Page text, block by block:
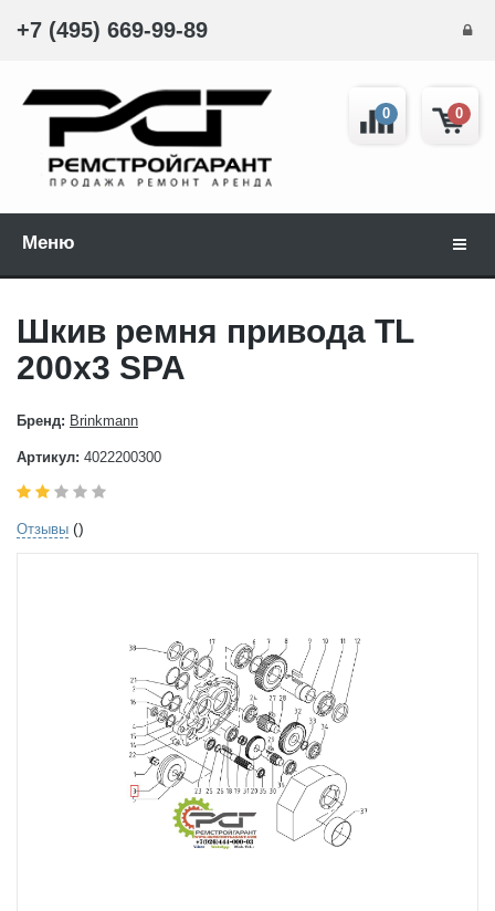
+7 (495) 669-99-89
0
0
Меню
Шкив ремня привода TL
200x3 SPA
Бренд: Brinkmann
Артикул: 4022200300
Отзывы ()